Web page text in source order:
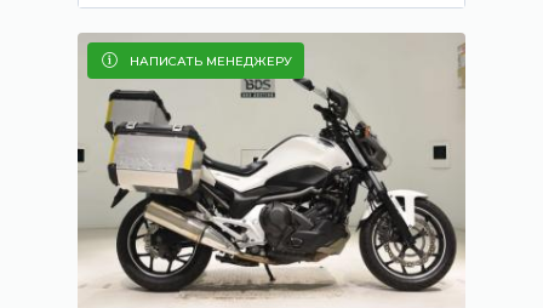
НАПИСАТЬ МЕНЕДЖЕРУ